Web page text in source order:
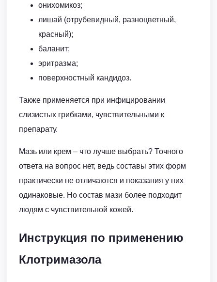
онихомикоз;
лишай (отрубевидный, разноцветный,
красный);
баланит;
эритразма;
поверхностный кандидоз.
Также применяется при инфицировании
слизистых грибками, чувствительными к
препарату.
Мазь или крем – что лучше выбрать? Точного
ответа на вопрос нет, ведь составы этих форм
практически не отличаются и показания у них
одинаковые. Но состав мази более подходит
людям с чувствительной кожей.
Инструкция по применению
Клотримазола